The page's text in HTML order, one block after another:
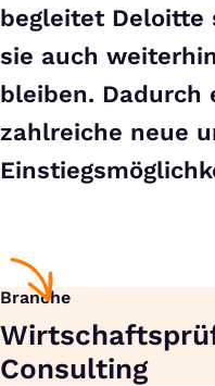
begleitet Deloitte
sie auch
bleiben. Dadurch
zahlreiche neue
Branche
Consulting